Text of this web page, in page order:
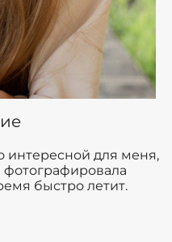
интересной для меня,
фотографировала
быстро летит.